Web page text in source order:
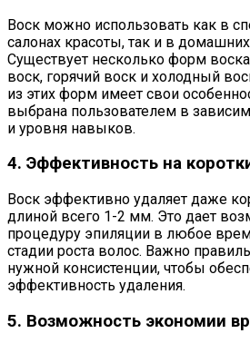
Воск можно использовать как в
салонах красоты, так и в
Существует несколько форм
воск, горячий воск и холодный
из этих форм имеет свои
выбрана пользователем в
и уровня навыков.
4. Эффективность на
Воск эффективно удаляет даже
длиной всего 1-2 мм. Это дает
процедуру эпиляции в любое
стадии роста волос. Важно
нужной консистенции, чтобы
эффективность удаления.
5. Возможность экономии